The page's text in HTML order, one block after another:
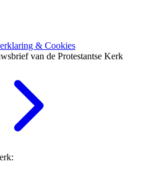
& Cookies
van de Protestantse Kerk